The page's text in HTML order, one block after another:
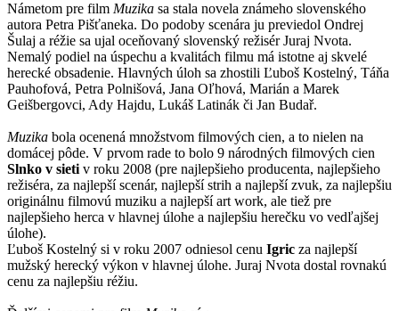
Námetom pre film Muzika sa stala novela známeho slovenského
autora Petra Pišťaneka. Do podoby scenára ju previedol Ondrej
Šulaj a réžie sa ujal oceňovaný slovenský režisér Juraj Nvota.
Nemalý podiel na úspechu a kvalitách filmu má istotne aj skvelé
herecké obsadenie. Hlavných úloh sa zhostili Ľuboš Kostelný, Táňa
Pauhofová, Petra Polnišová, Jana Oľhová, Marián a Marek
Geišbergovci, Ady Hajdu, Lukáš Latinák či Jan Budař.
Muzika bola ocenená množstvom filmových cien, a to nielen na
domácej pôde. V prvom rade to bolo 9 národných filmových cien
Slnko v sieti v roku 2008 (pre najlepšieho producenta, najlepšieho
režiséra, za najlepší scenár, najlepší strih a najlepší zvuk, za najlepšiu
originálnu filmovú muziku a najlepší art work, ale tiež pre
najlepšieho herca v hlavnej úlohe a najlepšiu herečku vo vedľajšej
úlohe).
Ľuboš Kostelný si v roku 2007 odniesol cenu Igric za najlepší
mužský herecký výkon v hlavnej úlohe. Juraj Nvota dostal rovnakú
cenu za najlepšiu réžiu.